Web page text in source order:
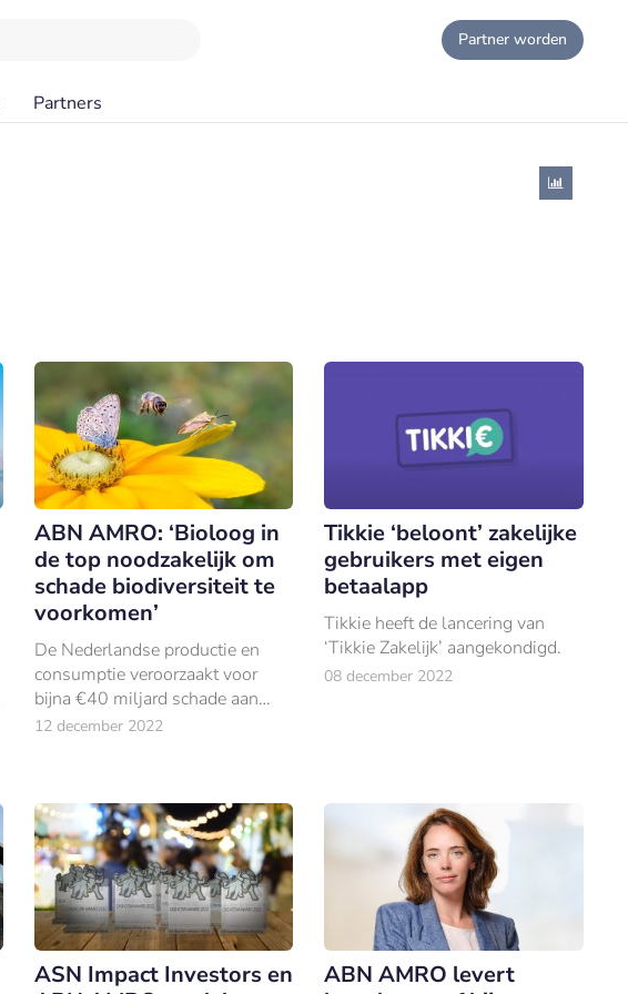
Partner worden
Partners
ABN AMRO: ‘Bioloog in
de top noodzakelijk om
schade biodiversiteit te
voorkomen’
De Nederlandse productie en
consumptie veroorzaakt voor
bijna €40 miljard schade aan
biodiversiteit.
12 december 2022
Tikkie ‘beloont’ zakelijke
gebruikers met eigen
betaalapp
Tikkie heeft de lancering van
‘Tikkie Zakelijk’ aangekondigd.
08 december 2022
ASN Impact Investors en
ABN AMRO levert